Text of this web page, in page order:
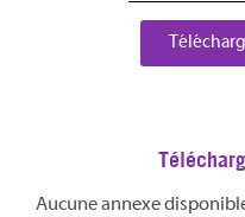
Aucune annexe